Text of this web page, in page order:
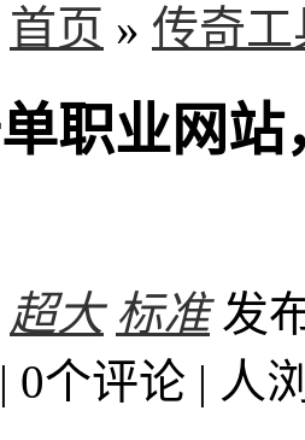
首页 » 传奇工
职业网
超大 标准 发
0个评论 | 人